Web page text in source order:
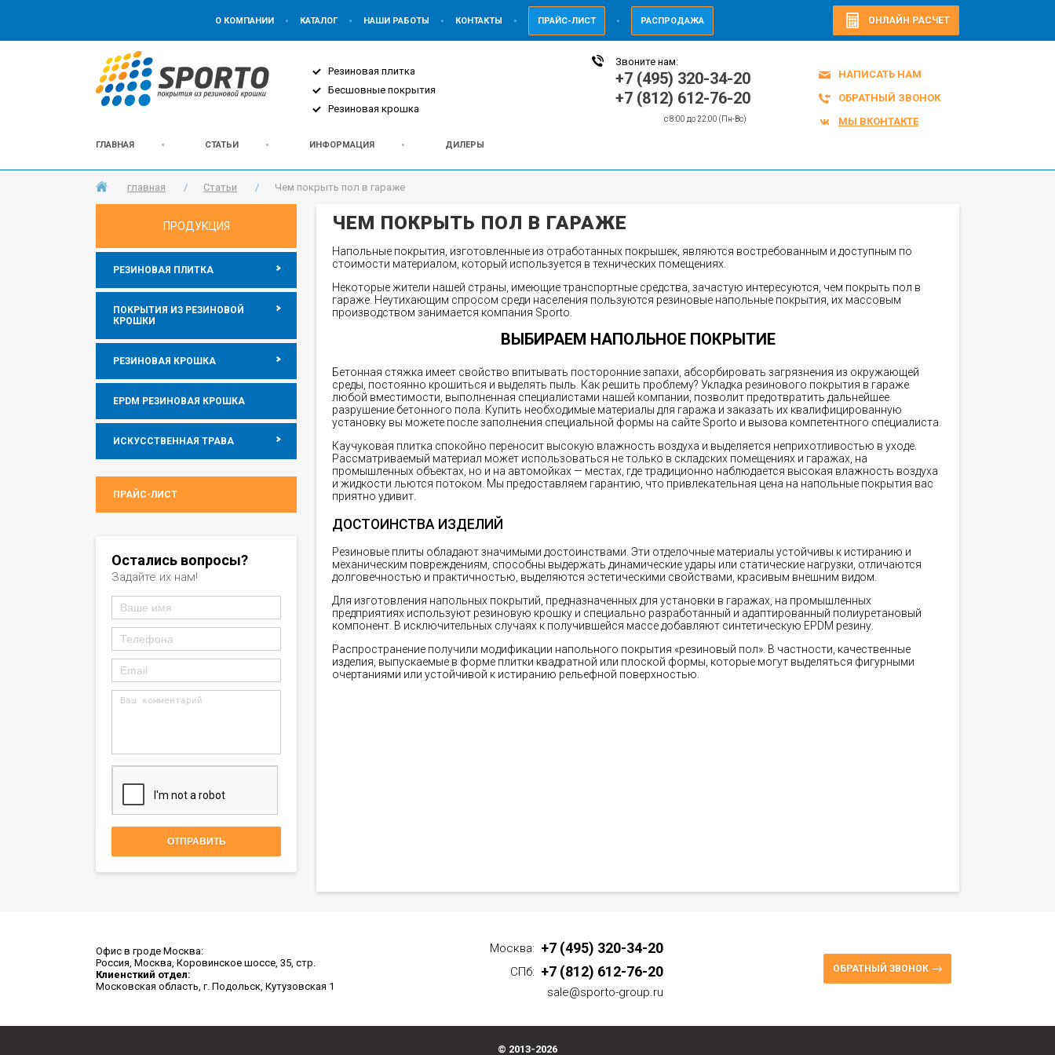
О КОМПАНИИ КАТАЛОГ НАШИ РАБОТЫ КОНТАКТЫ ПРАЙС-ЛИСТ РАСПРОДАЖА ОНЛАЙН РАСЧЕТ
Резиновая плитка
Бесшовные покрытия
Резиновая крошка
Звоните нам:
+7 (495) 320-34-20
+7 (812) 612-76-20
c 8:00 до 22:00 (Пн-Вс)
НАПИСАТЬ НАМ
ОБРАТНЫЙ ЗВОНОК
МЫ ВКОНТАКТЕ
ГЛАВНАЯ СТАТЬИ ИНФОРМАЦИЯ ДИЛЕРЫ
главная / Статьи / Чем покрыть пол в гараже
ПРОДУКЦИЯ
РЕЗИНОВАЯ ПЛИТКА
ПОКРЫТИЯ ИЗ РЕЗИНОВОЙ
КРОШКИ
РЕЗИНОВАЯ КРОШКА
EPDM РЕЗИНОВАЯ КРОШКА
ИСКУССТВЕННАЯ ТРАВА
ПРАЙС-ЛИСТ
Остались вопросы?
Задайте их нам!
ЧЕМ ПОКРЫТЬ ПОЛ В ГАРАЖЕ
Напольные покрытия, изготовленные из отработанных покрышек, являются востребованным и доступным по
стоимости материалом, который используется в технических помещениях.
Некоторые жители нашей страны, имеющие транспортные средства, зачастую интересуются, чем покрыть пол в
гараже. Неутихающим спросом среди населения пользуются резиновые напольные покрытия, их массовым
производством занимается компания Sporto.
ВЫБИРАЕМ НАПОЛЬНОЕ ПОКРЫТИЕ
Бетонная стяжка имеет свойство впитывать посторонние запахи, абсорбировать загрязнения из окружающей
среды, постоянно крошиться и выделять пыль. Как решить проблему? Укладка резинового покрытия в гараже
любой вместимости, выполненная специалистами нашей компании, позволит предотвратить дальнейшее
разрушение бетонного пола. Купить необходимые материалы для гаража и заказать их квалифицированную
установку вы можете после заполнения специальной формы на сайте Sporto и вызова компетентного специалиста.
Каучуковая плитка спокойно переносит высокую влажность воздуха и выделяется неприхотливостью в уходе.
Рассматриваемый материал может использоваться не только в складских помещениях и гаражах, на
промышленных объектах, но и на автомойках — местах, где традиционно наблюдается высокая влажность воздуха
и жидкости льются потоком. Мы предоставляем гарантию, что привлекательная цена на напольные покрытия вас
приятно удивит.
ДОСТОИНСТВА ИЗДЕЛИЙ
Резиновые плиты обладают значимыми достоинствами. Эти отделочные материалы устойчивы к истиранию и
механическим повреждениям, способны выдержать динамические удары или статические нагрузки, отличаются
долговечностью и практичностью, выделяются эстетическими свойствами, красивым внешним видом.
Для изготовления напольных покрытий, предназначенных для установки в гаражах, на промышленных
предприятиях используют резиновую крошку и специально разработанный и адаптированный полиуретановый
компонент. В исключительных случаях к получившейся массе добавляют синтетическую EPDM резину.
Распространение получили модификации напольного покрытия «резиновый пол». В частности, качественные
изделия, выпускаемые в форме плитки квадратной или плоской формы, которые могут выделяться фигурными
очертаниями или устойчивой к истиранию рельефной поверхностью.
Офис в гроде Москва:
Россия, Москва, Коровинское шоссе, 35, стр.
Клиенсткий отдел:
Московская область, г. Подольск, Кутузовская 1
Москва: +7 (495) 320-34-20
СПб: +7 (812) 612-76-20
sale@sporto-group.ru
ОБРАТНЫЙ ЗВОНОК
© 2013-2026